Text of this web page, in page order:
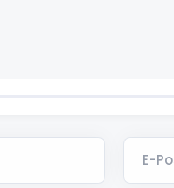
E-